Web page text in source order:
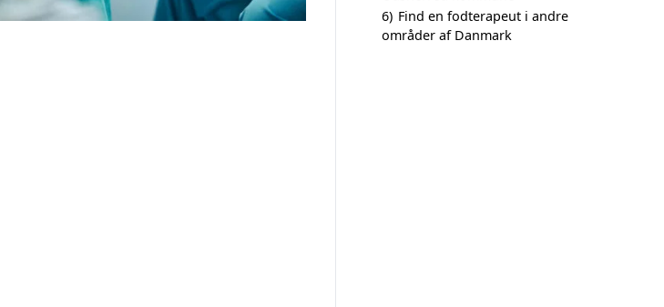
6) Find en fodterapeut i andre
områder af Danmark